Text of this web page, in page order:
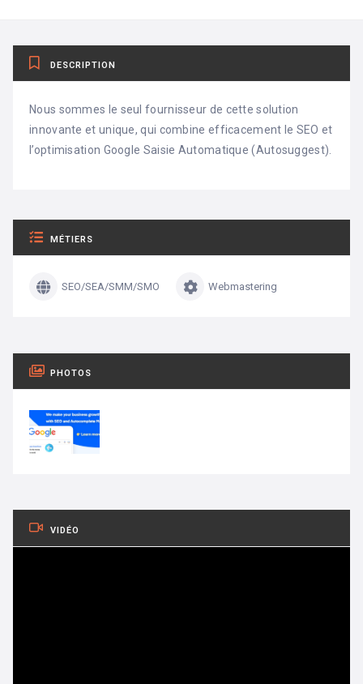
DESCRIPTION
Nous sommes le seul fournisseur de cette solution
innovante et unique, qui combine efficacement le SEO et
l’optimisation Google Saisie Automatique (Autosuggest).
MÉTIERS
SEO/SEA/SMM/SMO Webmastering
PHOTOS
VIDÉO